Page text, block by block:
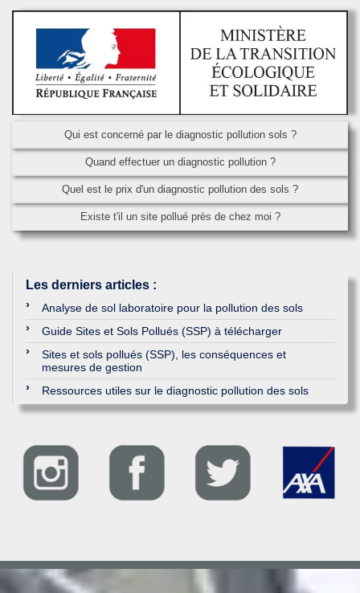
Qui est concerné par le diagnostic pollution sols ?
Quand effectuer un diagnostic pollution ?
Quel est le prix d'un diagnostic pollution des sols ?
Existe t'il un site pollué près de chez moi ?
Les derniers articles :
Analyse de sol laboratoire pour la pollution des sols
Guide Sites et Sols Pollués (SSP) à télécharger
Sites et sols pollués (SSP), les conséquences et
mesures de gestion
Ressources utiles sur le diagnostic pollution des sols